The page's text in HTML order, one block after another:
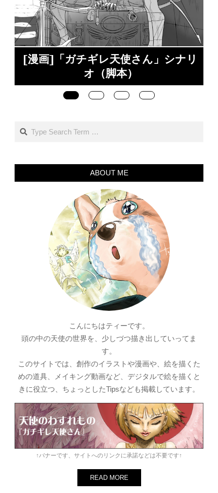
]「ガチギレ天使さん」シナリ
オ（脚本）
ABOUT ME
こんにちはティーです。
頭の中の天使の世界を、少しづつ描き出していってま
す。
このサイトでは、創作のイラストや漫画や、絵を描くた
めの道具、メイキング動画など、デジタルで絵を描くと
きに役立つ、ちょっとしたTipsなども掲載しています。
↑バナーです、サイトへのリンクに承諾などは不要です↑
READ MORE